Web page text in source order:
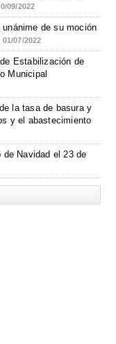
09/2022
de su moción
01/07/2022
Estabilización de
Municipal
la tasa de basura y
y el abastecimiento
de Navidad el 23 de